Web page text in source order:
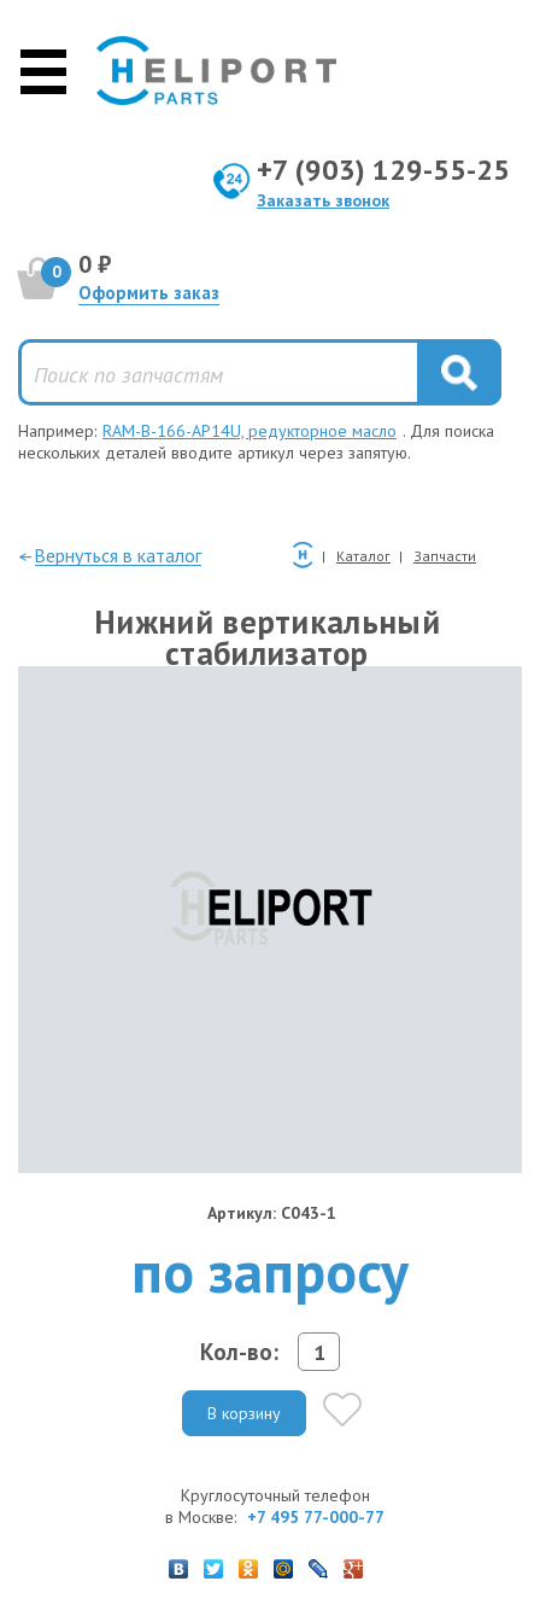
+7 (903) 129-55-25
Заказать звонок
0 0 ₽
Оформить заказ
Например: RAM-B-166-AP14U, редукторное масло . Для поиска
нескольких деталей вводите артикул через запятую.
—Вернуться в каталог Каталог Запчасти
Нижний вертикальный
стабилизатор
Артикул: C043-1
по запросу
Кол-во:
В корзину
Круглосуточный телефон
в Москве: +7 495 77-000-77